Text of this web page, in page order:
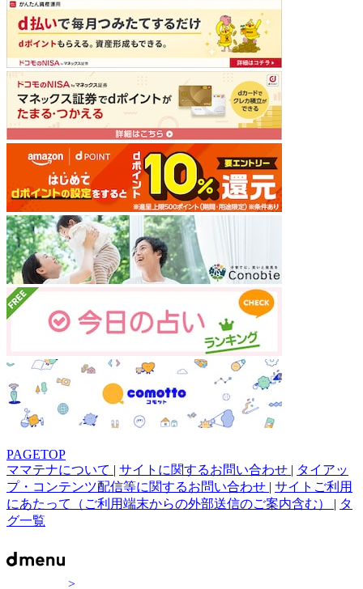
PAGETOP
ママテナについて | サイトに関するお問い合わせ | タイアッ
プ・コンテンツ配信等に関するお問い合わせ | サイトご利用
にあたって（ご利用端末からの外部送信のご案内含む） | タ
グ一覧
>